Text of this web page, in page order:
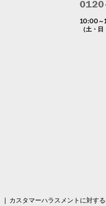
10:00～
（土・
カスタマーハラスメントに対す